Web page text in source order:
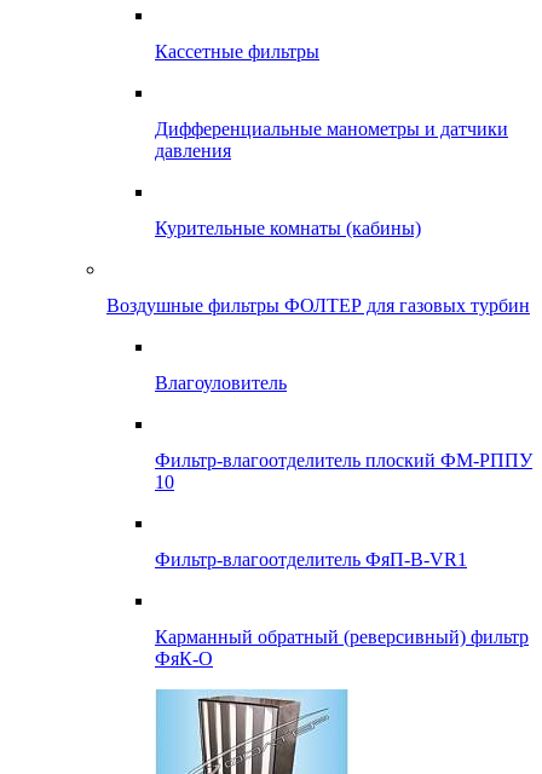
Кассетные фильтры
Дифференциальные манометры и датчики
давления
Курительные комнаты (кабины)
Воздушные фильтры ФОЛТЕР для газовых турбин
Влагоуловитель
Фильтр-влагоотделитель плоский ФМ-РППУ
10
Фильтр-влагоотделитель ФяП-В-VR1
Карманный обратный (реверсивный) фильтр
ФяК-О